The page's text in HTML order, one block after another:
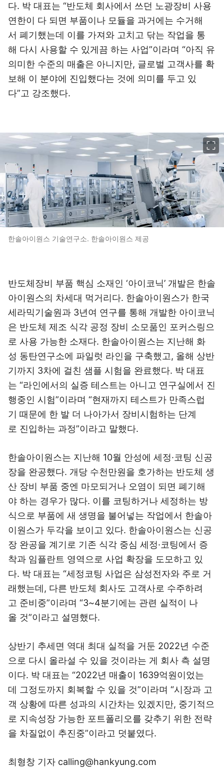
다. 박 대표는 “반도체 회사에서 쓰던 노광장비 사용
연한이 다 되면 부품이나 모듈을 과거에는 수거해
서 폐기했는데 이를 가져와 고치고 닦는 작업을 통
해 다시 사용할 수 있게끔 하는 사업”이라며 “아직 유
의미한 수준의 매출은 아니지만, 글로벌 고객사를 확
보해 이 분야에 진입했다는 것에 의미를 두고 있
다”고 강조했다.
한솔아이원스 기술연구소. 한솔아이원스 제공
반도체장비 부품 핵심 소재인 ‘아이코닉’ 개발은 한솔
아이원스의 차세대 먹거리다. 한솔아이원스가 한국
세라믹기술원과 3년여 연구를 통해 개발한 아이코닉
은 반도체 제조 식각 공정 장비 소모품인 포커스링으
로 사용 가능한 소재다. 한솔아이원스는 지난해 화
성 동탄연구소에 파일럿 라인을 구축했고, 올해 상반
기까지 3차에 걸친 샘플 시험을 완료했다. 박 대표
는 “라인에서의 실증 테스트는 아니고 연구실에서 진
행중인 시험”이라며 “현재까지 테스트가 만족스럽
기 때문에 한 발 더 나아가서 장비시험하는 단계
로 진입하는 과정”이라고 말했다.
한솔아이원스는 지난해 10월 안성에 세정·코팅 신공
장을 완공했다. 개당 수천만원을 호가하는 반도체 생
산 장비 부품 중엔 마모되거나 오염이 되면 폐기해
야 하는 경우가 많다. 이를 코팅하거나 세정하는 방
식으로 부품에 새 생명을 불어넣는 작업에서 한솔아
이원스가 두각을 보이고 있다. 한솔아이원스는 신공
장 완공을 계기로 기존 식각 중심 세정·코팅에서 증
착과 임플란트 영역으로 사업 확장을 도모하고 있
다. 박 대표는 “세정코팅 사업은 삼성전자와 주로 거
래했는데, 다른 반도체 회사도 고객사로 수주하려
고 준비중”이라며 “3~4분기에는 관련 실적이 나
올 것”이라고 설명했다.
상반기 추세면 역대 최대 실적을 거둔 2022년 수준
으로 다시 올라설 수 있을 것이라는 게 회사 측 설명
이다. 박 대표는 “2022년 매출이 1639억원이었는
데 그정도까지 회복할 수 있을 것”이라며 “시장과 고
객 상황에 따른 성과의 시간차는 있겠지만, 중기적으
로 지속성장 가능한 포트폴리오를 갖추기 위한 전략
을 차질없이 추진중”이라고 덧붙였다.
최형창 기자 calling@hankyung.com